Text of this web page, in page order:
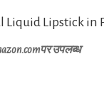
पर उपलब्ध